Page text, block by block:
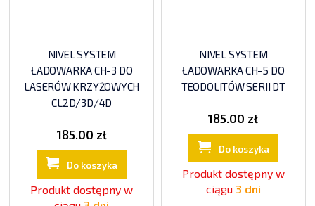
NIVEL SYSTEM
ŁADOWARKA CH-3 DO
LASERÓW KRZYŻOWYCH
CL2D/3D/4D
185.00 zł
Do koszyka
Produkt dostępny w
NIVEL SYSTEM
ŁADOWARKA CH-5 DO
TEODOLITÓW SERII DT
185.00 zł
Do koszyka
Produkt dostępny w
ciągu 3 dni